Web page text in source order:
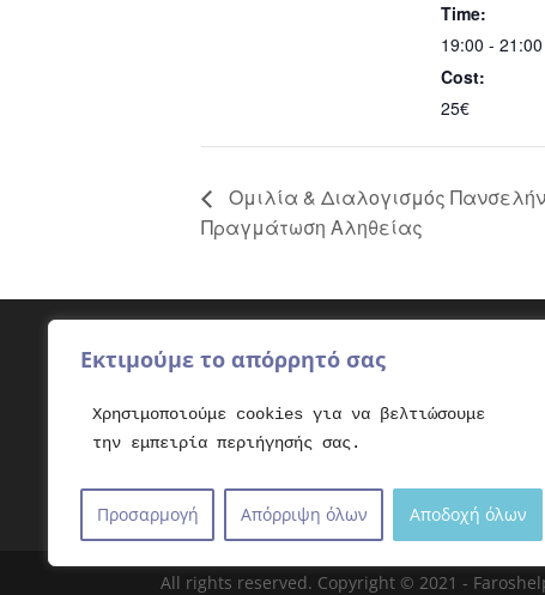
Εκτιμούμε το απόρρητό σας
Χρησιμοποιούμε cookies για να βελτιώσουμε
την εμπειρία περιήγησής σας.
Προσαρμογή Απόρριψη όλων Αποδοχή όλων
Time:
19:00 - 21:00
Cost:
25€
Ομιλία & Διαλογισμός
Πραγμάτωση Αληθείας
elpidohori.gr
padisy.gr
All rights reserved. Copyright © 2021 -